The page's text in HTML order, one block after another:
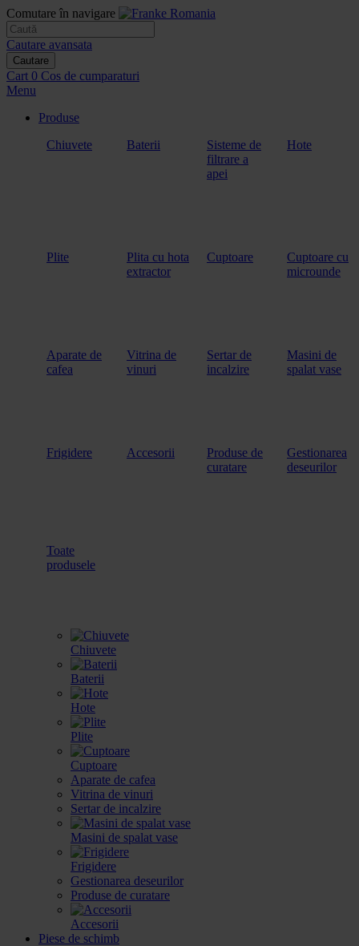
Comutare în navigare
Cautare avansata
Cautare
Cart 0 Cos de cumparaturi
Menu
Produse
Chiuvete
Baterii
Sisteme de
filtrare a
apei
Hote
Plite
Plita cu hota
extractor
Cuptoare
Cuptoare cu
microunde
Aparate de
cafea
Vitrina de
vinuri
Sertar de
incalzire
Masini de
spalat vase
Frigidere Accesorii
Produse de
curatare
Gestionarea
deseurilor
Toate
produsele
Chiuvete
Baterii
Hote
Plite
Cuptoare
Aparate de cafea
Vitrina de vinuri
Sertar de incalzire
Masini de spalat vase
Frigidere
Gestionarea deseurilor
Produse de curatare
Accesorii
Piese de schimb